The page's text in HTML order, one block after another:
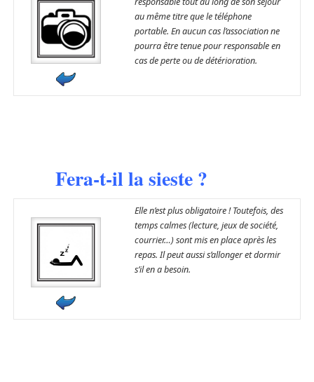
au même titre que le téléphone
portable. En aucun cas l’association ne
pourra être tenue pour responsable en
cas de perte ou de détérioration.
Fera-t-il la sieste ?
Elle n’est plus obligatoire ! Toutefois, des
temps calmes (lecture, jeux de société,
courrier…) sont mis en place après les
repas. Il peut aussi s’allonger et dormir
s’il en a besoin.